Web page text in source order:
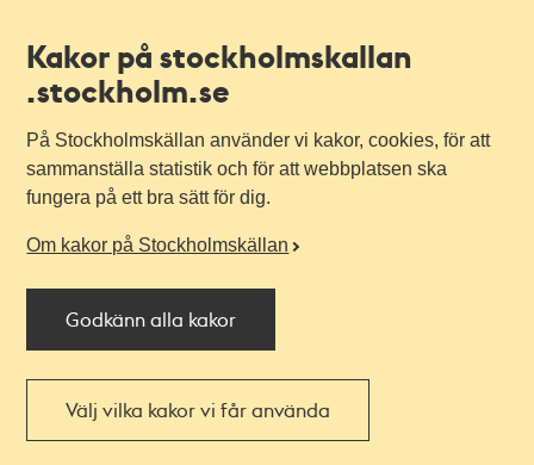
Kakor på stockholmskallan
.stockholm.se
På Stockholmskällan använder vi kakor, cookies, för att
sammanställa statistik och för att webbplatsen ska
fungera på ett bra sätt för dig.
Om kakor på Stockholmskällan
Godkänn alla kakor
Välj vilka kakor vi får använda